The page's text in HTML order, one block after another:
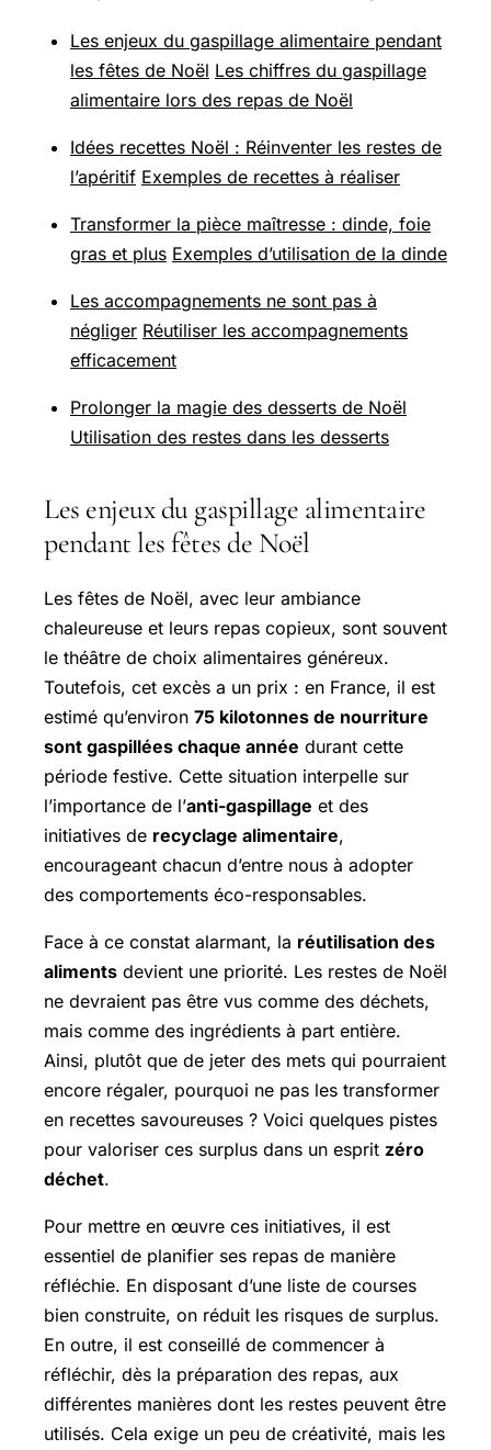
Les enjeux du gaspillage alimentaire pendant
les fêtes de Noël Les chiffres du gaspillage
alimentaire lors des repas de Noël
Idées recettes Noël : Réinventer les restes de
l’apéritif Exemples de recettes à réaliser
Transformer la pièce maîtresse : dinde, foie
gras et plus Exemples d’utilisation de la dinde
Les accompagnements ne sont pas à
négliger Réutiliser les accompagnements
efficacement
Prolonger la magie des desserts de Noël
Utilisation des restes dans les desserts
Les enjeux du gaspillage alimentaire
pendant les fêtes de Noël
Les fêtes de Noël, avec leur ambiance
chaleureuse et leurs repas copieux, sont souvent
le théâtre de choix alimentaires généreux.
Toutefois, cet excès a un prix : en France, il est
estimé qu’environ 75 kilotonnes de nourriture
sont gaspillées chaque année durant cette
période festive. Cette situation interpelle sur
l’importance de l’anti-gaspillage et des
initiatives de recyclage alimentaire,
encourageant chacun d’entre nous à adopter
des comportements éco-responsables.
Face à ce constat alarmant, la réutilisation des
aliments devient une priorité. Les restes de Noël
ne devraient pas être vus comme des déchets,
mais comme des ingrédients à part entière.
Ainsi, plutôt que de jeter des mets qui pourraient
encore régaler, pourquoi ne pas les transformer
en recettes savoureuses ? Voici quelques pistes
pour valoriser ces surplus dans un esprit zéro
déchet.
Pour mettre en œuvre ces initiatives, il est
essentiel de planifier ses repas de manière
réfléchie. En disposant d’une liste de courses
bien construite, on réduit les risques de surplus.
En outre, il est conseillé de commencer à
réfléchir, dès la préparation des repas, aux
différentes manières dont les restes peuvent être
utilisés. Cela exige un peu de créativité, mais les